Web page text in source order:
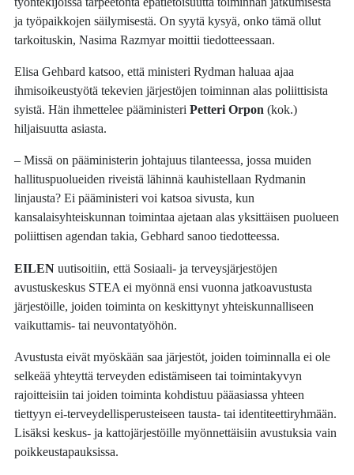
ja työpaikkojen säilymisestä. On syytä kysyä, onko tämä ollut
tarkoituskin, Nasima Razmyar moittii tiedotteessaan.
Elisa Gehbard katsoo, että ministeri Rydman haluaa ajaa
ihmisoikeustyötä tekevien järjestöjen toiminnan alas poliittisista
syistä. Hän ihmettelee pääministeriPetteri Orpon (kok.)
hiljaisuutta asiasta.
– Missä on pääministerin johtajuus tilanteessa, jossa muiden
hallituspuolueiden riveistä lähinnä kauhistellaan Rydmanin
linjausta? Ei pääministeri voi katsoa sivusta, kun
kansalaisyhteiskunnan toimintaa ajetaan alas yksittäisen puolueen
poliittisen agendan takia, Gebhard sanoo tiedotteessa.
EILEN uutisoitiin, että Sosiaali- ja terveysjärjestöjen
avustuskeskus STEA ei myönnä ensi vuonna jatkoavustusta
järjestöille, joiden toiminta on keskittynyt yhteiskunnalliseen
vaikuttamis- tai neuvontatyöhön.
Avustusta eivät myöskään saa järjestöt, joiden toiminnalla ei ole
selkeää yhteyttä terveyden edistämiseen tai toimintakyvyn
rajoitteisiin tai joiden toiminta kohdistuu pääasiassa yhteen
tiettyyn ei-terveydellisperusteiseen tausta- tai identiteettiryhmään.
Lisäksi keskus- ja kattojärjestöille myönnettäisiin avustuksia vain
poikkeustapauksissa.